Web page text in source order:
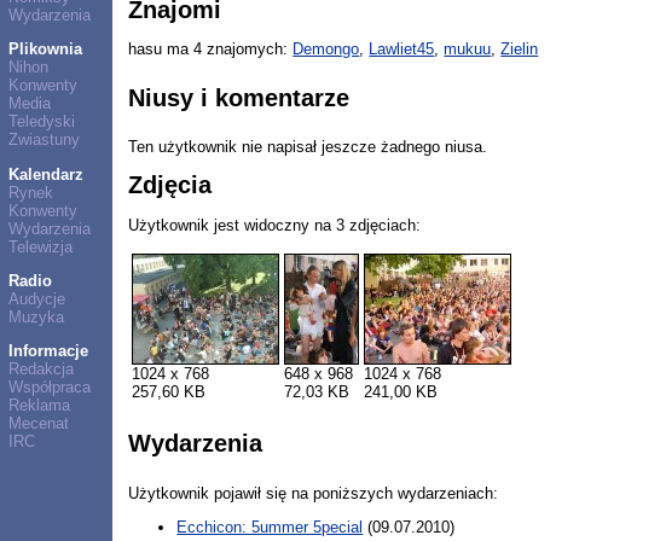
Wydarzenia
Plikownia
Nihon
Konwenty
Media
Teledyski
Zwiastuny
Kalendarz
Rynek
Konwenty
Wydarzenia
Telewizja
Radio
Audycje
Muzyka
Informacje
Redakcja
Współpraca
Reklama
Mecenat
IRC
Znajomi
hasu ma 4 znajomych: Demongo, Lawliet45,mukuu,Zielin
Niusy i komentarze
Ten użytkownik nie napisał jeszcze żadnego niusa.
Zdjęcia
Użytkownik jest widoczny na 3 zdjęciach:
1024 x 768
257,60 KB
648 x 968
72,03 KB
1024 x 768
241,00 KB
Wydarzenia
Użytkownik pojawił się na poniższych wydarzeniach:
Ecchicon: 5ummer 5pecial (09.07.2010)